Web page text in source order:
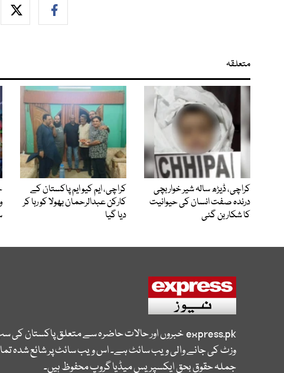
متعلقہ
کراچی، ڈیڑھ سالہ شیر خوار بچی
درندہ صفت انسان کی حیوانیت
کا شکار بن گئی
کراچی، ایم کیو ایم پاکستان کے
کارکن عبدالرحمان بھولا کو رہا کر
دیا گیا
express.pkخبروں اور حالات حاضرہ سے متعلق پاکستان کی
وزٹ کی جانے والی ویب سائٹ ہے۔ اس ویب سائٹ پر شائع شدہ
جملہ حقوق بحق ایکسپریس میڈیا گروپ محفوظ ہیں۔